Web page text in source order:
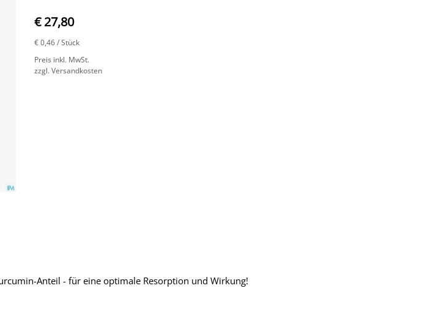
€ 27,80
€ 0,46/ Stück
Preis inkl. MwSt.
zzgl. Versandkosten
Anteil - für eine optimale Resorption und Wirkung!